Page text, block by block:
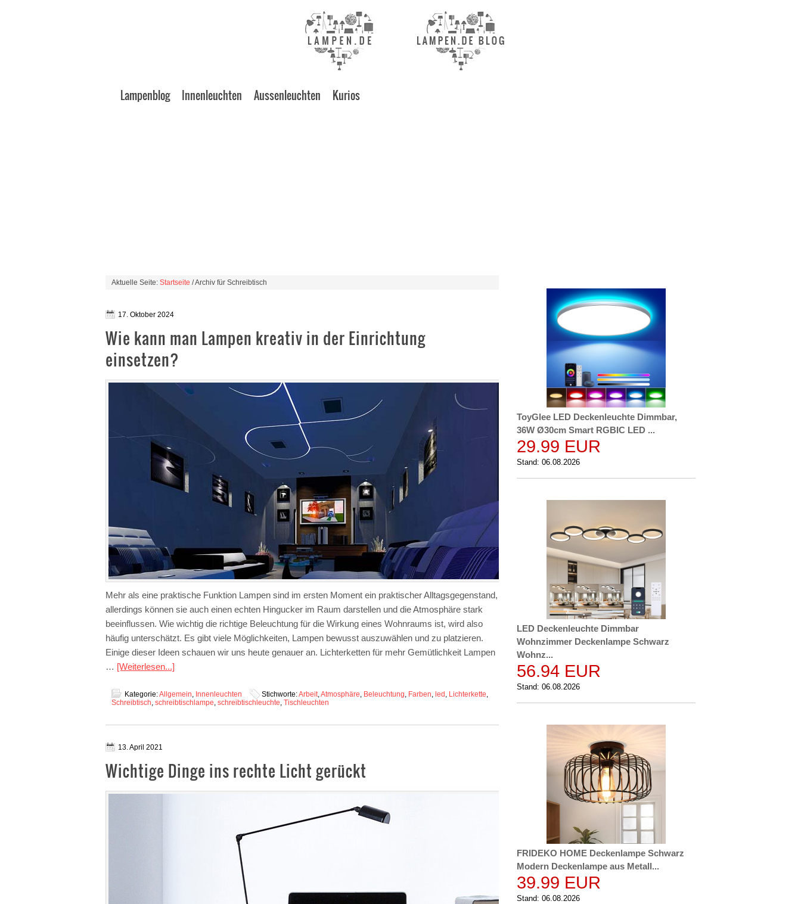
Lampenblog Innenleuchten Aussenleuchten Kurios
Aktuelle Seite: Startseite / Archiv für Schreibtisch
17. Oktober 2024
Wie kann man Lampen kreativ in der Einrichtung
einsetzen?
Mehr als eine praktische Funktion Lampen sind im ersten Moment ein praktischer Alltagsgegenstand,
allerdings können sie auch einen echten Hingucker im Raum darstellen und die Atmosphäre stark
beeinflussen. Wie wichtig die richtige Beleuchtung für die Wirkung eines Wohnraums ist, wird also
häufig unterschätzt. Es gibt viele Möglichkeiten, Lampen bewusst auszuwählen und zu platzieren.
Einige dieser Ideen schauen wir uns heute genauer an. Lichterketten für mehr Gemütlichkeit Lampen
… [Weiterlesen...]
Kategorie:Allgemein, Innenleuchten Stichworte:Arbeit,Atmosphäre, Beleuchtung, Farben, led , Lichterkette,
Schreibtisch, schreibtischlampe, schreibtischleuchte, Tischleuchten
13. April 2021
Wichtige Dinge ins rechte Licht gerückt
ToyGlee LED Deckenleuchte Dimmbar,
36W Ø30cm Smart RGBIC LED ...
29.99 EUR
Stand: 06.08.2026
LED Deckenleuchte Dimmbar
Wohnzimmer Deckenlampe Schwarz
Wohnz...
56.94 EUR
Stand: 06.08.2026
FRIDEKO HOME Deckenlampe Schwarz
Modern Deckenlampe aus Metall...
39.99 EUR
Stand: 06.08.2026